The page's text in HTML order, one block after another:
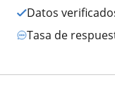
Datos
Tasa de